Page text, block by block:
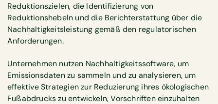
Reduktionszielen, die Identifizierung von
Reduktionshebeln und die Berichterstattung über die
Nachhaltigkeitsleistung gemäß den regulatorischen
Anforderungen.
Unternehmen nutzen Nachhaltigkeitssoftware, um
Emissionsdaten zu sammeln und zu analysieren, um
effektive Strategien zur Reduzierung ihres ökologischen
Fußabdrucks zu entwickeln, Vorschriften einzuhalten